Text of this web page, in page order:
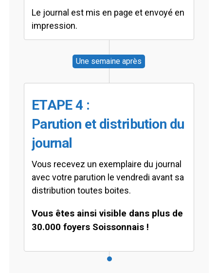
Le journal est mis en page et envoyé en
impression.
Une semaine après
ETAPE 4 :
Parution et distribution du
journal
Vous recevez un exemplaire du journal
avec votre parution le vendredi avant sa
distribution toutes boites.
Vous êtes ainsi visible dans plus de
30.000 foyers Soissonnais !